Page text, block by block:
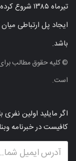
تیرماه
ایجاد پل ارتباطی
باشد.
© کلیه حقوق مطالب
است.
اگر مایلید اولین
کافیست در خبرنامه